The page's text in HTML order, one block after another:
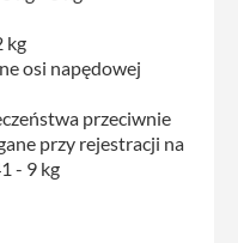
kg
osi napędowej
przeciwnie
przy rejestracji na
- 9 kg